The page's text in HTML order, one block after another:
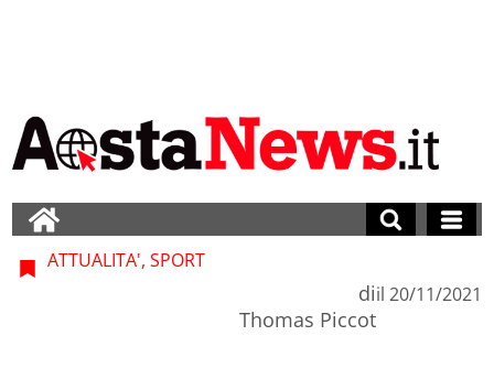
ATTUALITA', SPORT
di
Thomas Piccot
il 20/11/2021